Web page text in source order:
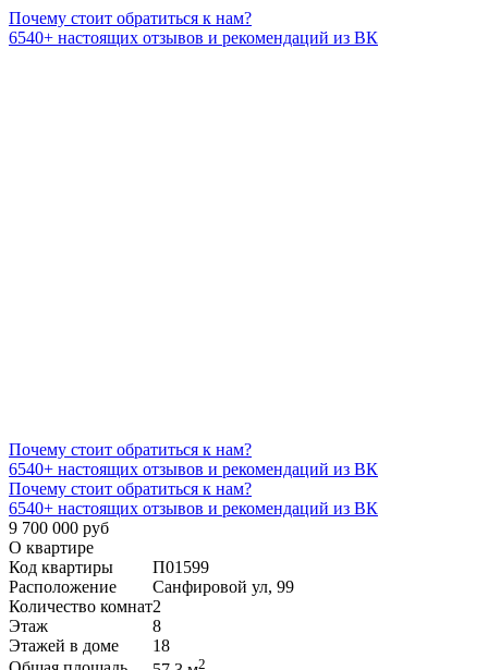
Почему стоит обратиться к нам?
6540+ настоящих отзывов и рекомендаций из ВК
Почему стоит обратиться к нам?
6540+ настоящих отзывов и рекомендаций из ВК
Почему стоит обратиться к нам?
6540+ настоящих отзывов и рекомендаций из ВК
9 700 000 руб
О квартире
Код квартиры
П01599
Расположение
Санфировой ул, 99
Количество комнат2
Этаж
8
Этажей в доме
18
2